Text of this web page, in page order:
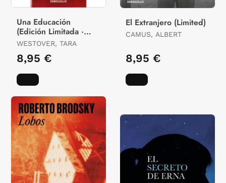
Una Educación
(Edición Limitada ·
Verano)
WESTOVER, TARA
8,95 €
El Extranjero (Limited)
CAMUS, ALBERT
8,95 €